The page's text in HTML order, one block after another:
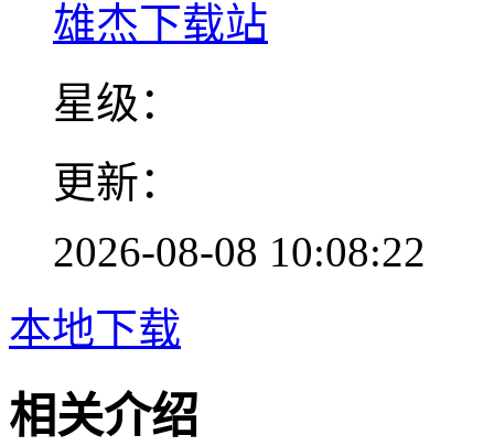
雄杰下载站
星级：
更新：
2026-08-08 10:08:22
本地下载
相关介绍